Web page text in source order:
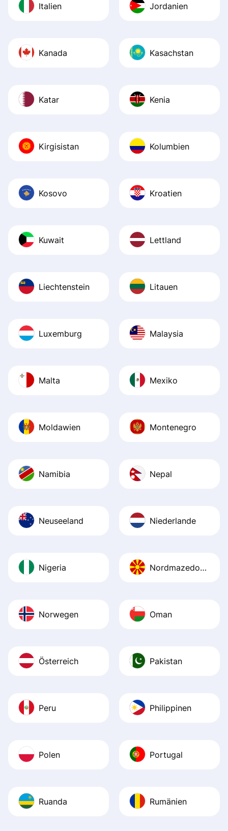
Italien Jordanien
Kanada Kasachstan
Katar Kenia
Kirgisistan Kolumbien
Kosovo Kroatien
Kuwait Lettland
Liechtenstein Litauen
Luxemburg Malaysia
Malta Mexiko
Moldawien Montenegro
Namibia Nepal
Neuseeland Niederlande
Nigeria Nordmazedonien
Norwegen Oman
Österreich Pakistan
Peru Philippinen
Polen Portugal
Ruanda Rumänien